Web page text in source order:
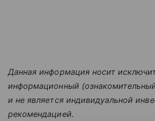
Данная информация носит
информационный
и не является индивидуальной
рекомендацией.